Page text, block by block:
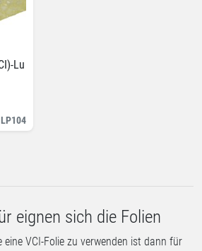
Lu
LP104
eignen sich die Folien
VCI-Folie zu verwenden ist dann für